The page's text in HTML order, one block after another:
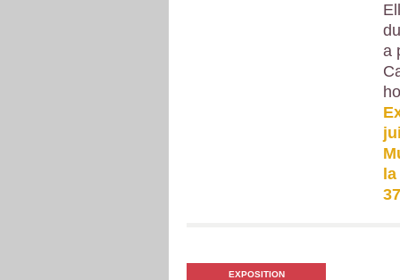
a
EXPOSITION